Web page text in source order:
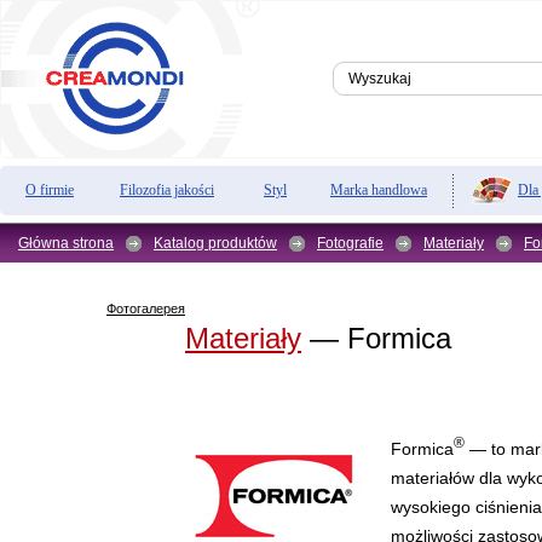
O firmie Filozofia jakości Styl Marka handlowa Dla
Główna strona Katalog produktów Fotografie Materiały
Фотогалерея
Materiały — Formica
Formica® — to
materiałów dla
wysokiego
możliwości